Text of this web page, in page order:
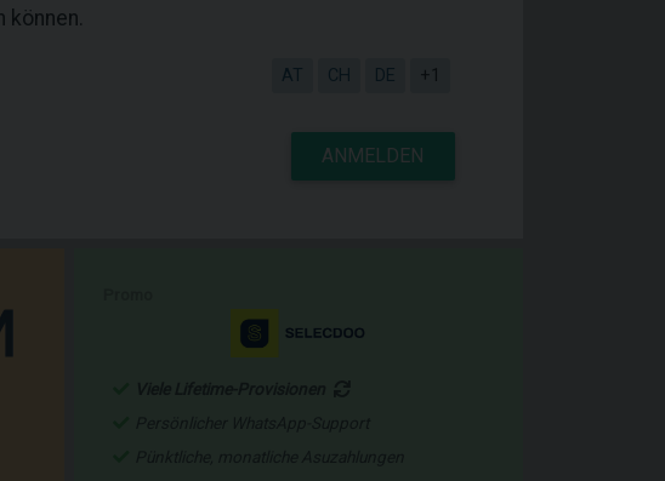
können.
AT CH DE +1
ANMELDEN